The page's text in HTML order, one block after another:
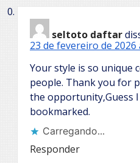
seltoto daftar
23 de fevereiro de 2026
Your style is so unique
people. Thank you for
the opportunity,Guess
bookmarked.
Carregando...
Responder